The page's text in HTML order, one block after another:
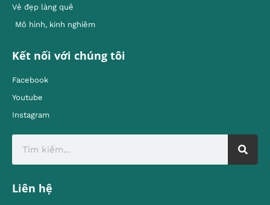
Vẻ đẹp làng quê
Mô hình, kinh nghiêm
Kết nối với chúng tôi
Facebook
Youtube
Instagram
Liên hệ